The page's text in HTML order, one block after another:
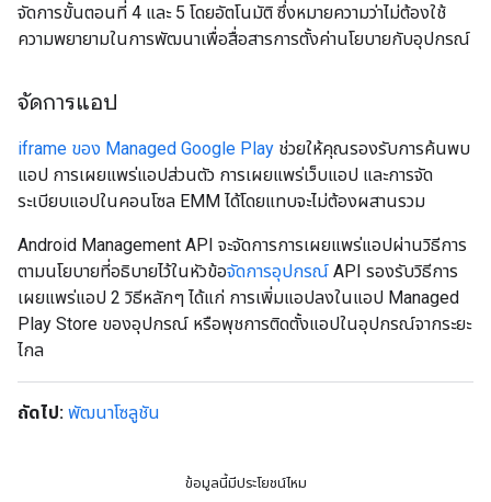
จัดการขั้นตอนที่ 4 และ 5 โดยอัตโนมัติ ซึ่งหมายความว่าไม่ต้องใช้
ความพยายามในการพัฒนาเพื่อสื่อสารการตั้งค่านโยบายกับอุปกรณ์
จัดการแอป
iframe ของ Managed Google Play ช่วยให้คุณรองรับการค้นพบ
แอป การเผยแพร่แอปส่วนตัว การเผยแพร่เว็บแอป และการจัด
ระเบียบแอปในคอนโซล EMM ได้โดยแทบจะไม่ต้องผสานรวม
Android Management API จะจัดการการเผยแพร่แอปผ่านวิธีการ
ตามนโยบายที่อธิบายไว้ในหัวข้อจัดการอุปกรณ์ API รองรับวิธีการ
เผยแพร่แอป 2 วิธีหลักๆ ได้แก่ การเพิ่มแอปลงในแอป Managed
Play Store ของอุปกรณ์ หรือพุชการติดตั้งแอปในอุปกรณ์จากระยะ
ไกล
ถัดไป: พัฒนาโซลูชัน
ข้อมูลนี้มีประโยชน์ไหม